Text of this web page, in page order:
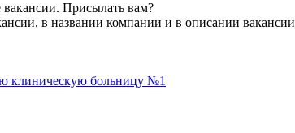
Присылать вам?
в названии компании и в описании вакансии
клиническую больницу №1